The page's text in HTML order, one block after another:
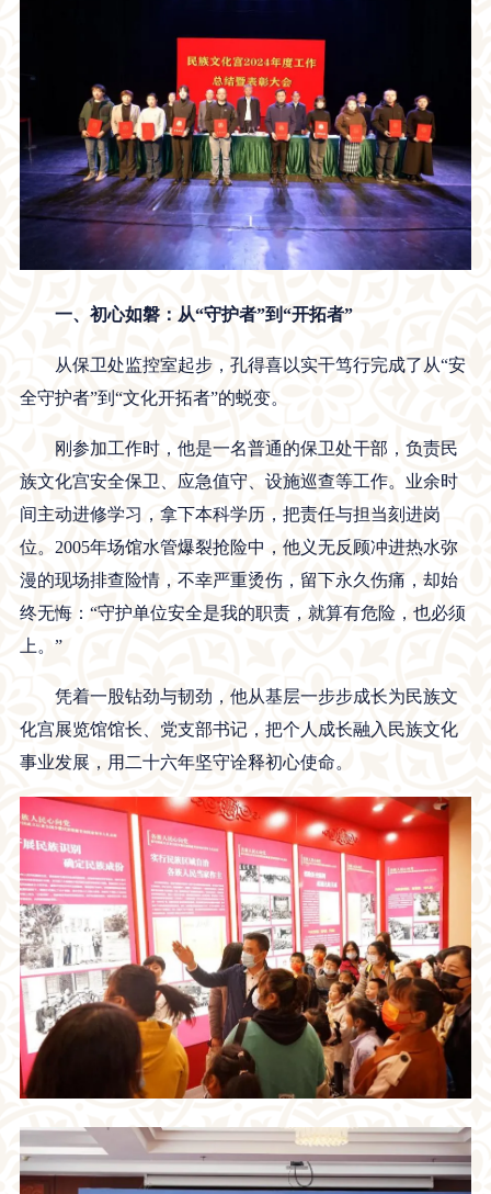
一、初心如磐：从“守护者”到“开拓者”
从保卫处监控室起步，孔得喜以实干笃行完成了从“安
全守护者”到“文化开拓者”的蜕变。
刚参加工作时，他是一名普通的保卫处干部，负责民
族文化宫安全保卫、应急值守、设施巡查等工作。业余时
间主动进修学习，拿下本科学历，把责任与担当刻进岗
位。2005年场馆水管爆裂抢险中，他义无反顾冲进热水弥
漫的现场排查险情，不幸严重烫伤，留下永久伤痛，却始
终无悔：“守护单位安全是我的职责，就算有危险，也必须
上。”
凭着一股钻劲与韧劲，他从基层一步步成长为民族文
化宫展览馆馆长、党支部书记，把个人成长融入民族文化
事业发展，用二十六年坚守诠释初心使命。